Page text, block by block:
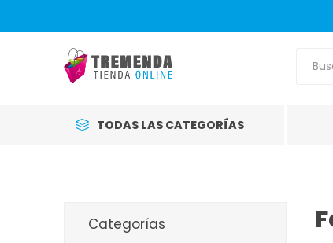
TODAS LAS CATEGORÍAS
Categorías